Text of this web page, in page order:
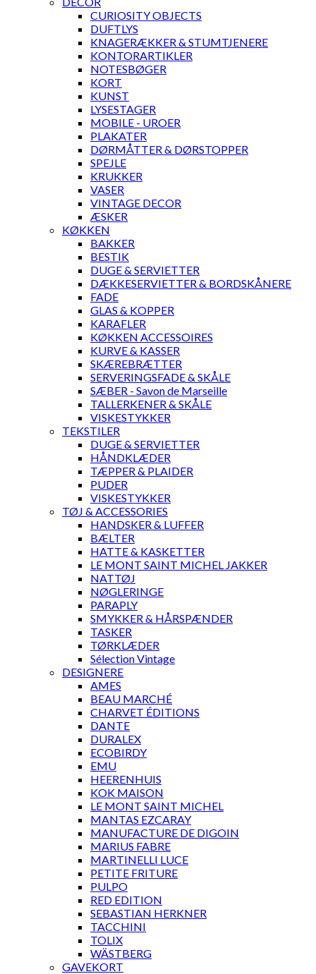
CURIOSITY OBJECTS
DUFTLYS
KNAGERÆKKER & STUMTJENERE
KONTORARTIKLER
NOTESBØGER
KORT
KUNST
LYSESTAGER
MOBILE - UROER
PLAKATER
DØRMÅTTER & DØRSTOPPER
SPEJLE
KRUKKER
VASER
VINTAGE DECOR
ÆSKER
KØKKEN
BAKKER
BESTIK
DUGE & SERVIETTER
DÆKKESERVIETTER & BORDSKÅNERE
FADE
GLAS & KOPPER
KARAFLER
KØKKEN ACCESSOIRES
KURVE & KASSER
SKÆREBRÆTTER
SERVERINGSFADE & SKÅLE
SÆBER - Savon de Marseille
TALLERKENER & SKÅLE
VISKESTYKKER
TEKSTILER
DUGE & SERVIETTER
HÅNDKLÆDER
TÆPPER & PLAIDER
PUDER
VISKESTYKKER
TØJ & ACCESSORIES
HANDSKER & LUFFER
BÆLTER
HATTE & KASKETTER
LE MONT SAINT MICHEL JAKKER
NATTØJ
NØGLERINGE
PARAPLY
SMYKKER & HÅRSPÆNDER
TASKER
TØRKLÆDER
Sélection Vintage
DESIGNERE
AMES
BEAU MARCHÉ
CHARVET ÉDITIONS
DANTE
DURALEX
ECOBIRDY
EMU
HEERENHUIS
KOK MAISON
LE MONT SAINT MICHEL
MANTAS EZCARAY
MANUFACTURE DE DIGOIN
MARIUS FABRE
MARTINELLI LUCE
PETITE FRITURE
PULPO
RED EDITION
SEBASTIAN HERKNER
TACCHINI
TOLIX
WÄSTBERG
GAVEKORT